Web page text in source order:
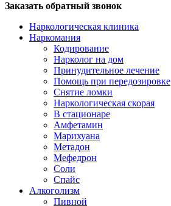
Заказать обратный звонок
Наркологическая клиника
Наркомания
Кодирование
Нарколог на дом
Принудительное лечение
Помощь при передозировке
Снятие ломки
Наркологическая скорая
В стационаре
Амфетамин
Марихуана
Метадон
Мефедрон
Соли
Спайс
Алкоголизм
Пивной